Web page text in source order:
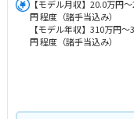
【モデル月収】20.0万円
円 程度（諸手当込み）
【モデル年収】310万円～
円 程度（諸手当込み）